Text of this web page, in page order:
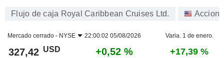
Flujo de caja Royal Caribbean Cruises Ltd.
Mercado cerrado - NYSE 22:00:02 05/08/2026 Varia. 1 de enero.
327,42 USD +0,52 % +17,39 %